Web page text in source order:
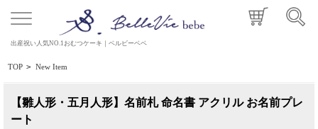
出産祝い人気NO.1おむつケーキ｜ベルビーベベ
TOP > New Item
【雛人形・五月人形】名前札 命名書 アクリル お名前プレ
ート